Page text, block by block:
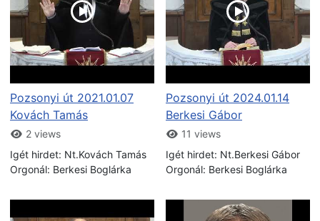
Pozsonyi út 2021.01.07
Kovách Tamás
2 views
Igét hirdet: Nt.Kovách Tamás
Orgonál: Berkesi Boglárka
Pozsonyi út 2024.01.14
Berkesi Gábor
11 views
Igét hirdet: Nt.Berkesi Gábor
Orgonál: Berkesi Boglárka